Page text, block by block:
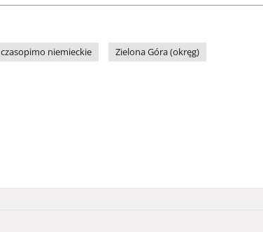
czasopimo niemieckie Zielona Góra (okręg)